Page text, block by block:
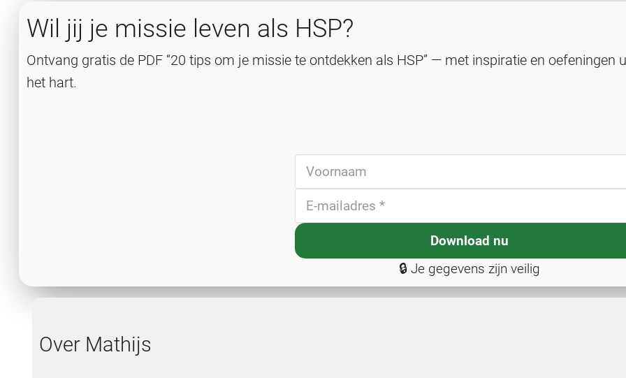
Wil jij je missie leven als HSP?
Ontvang gratis de PDF “20 tips om je missie te ontdekken als HSP” — met inspiratie en oefeningen
het hart.
Download nu
🔒 Je gegevens zijn veilig
Over Mathijs